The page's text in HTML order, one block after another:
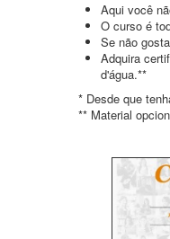
Aqui você
O curso é
Se não
Adquira
d'água.**
* Desde que
** Material